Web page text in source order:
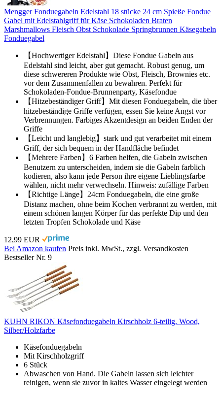
Mengger Fonduegabeln Edelstahl 18 stücke 24 cm Spieße Fondue
Gabel mit Edelstahlgriff für Käse Schokoladen Braten
Marshmallows Fleisch Obst Schokolade Springbrunnen Käsegabeln
Fonduegabel
【Hochwertiger Edelstahl】Diese Fondue Gabeln aus
Edelstahl sind leicht, aber gut gemacht. Robust genug, um
diese schwereren Produkte wie Obst, Fleisch, Brownies etc.
vor dem Zusammenfallen zu bewahren. Perfekt für
Schokoladen-Fondue-Brunnenparty, Käsefondue
【Hitzebeständiger Griff】Mit diesen Fonduegabeln, die über
hitzebeständige Griffe verfügen, essen Sie keine Angst vor
Verbrennungen. Farbiges Akzentdesign an beiden Enden der
Griffe
【Leicht und langlebig】stark und gut verarbeitet mit einem
Griff, der sich bequem in der Handfläche befindet
【Mehrere Farben】6 Farben helfen, die Gabeln zwischen
Benutzern zu unterscheiden, indem sie die Gabeln farblich
kodieren, also kann jede Person ihre eigene Lieblingsfarbe
wählen, nicht mehr verwechseln. Hinweis: zufällige Farben
【Richtige Länge】24cm Fonduegabeln, die eine große
Distanz machen, ohne beim Kochen verbrannt zu werden, mit
einem schönen langen Körper für das perfekte Dip und den
letzten Tropfen Schokolade und Käse
12,99 EUR
Bei Amazon kaufen Preis inkl. MwSt., zzgl. Versandkosten
Bestseller Nr. 9
KUHN RIKON Käsefonduegabeln Kirschholz 6-teilig, Wood,
Silber/Holzfarbe
Käsefonduegabeln
Mit Kirschholzgriff
6 Stück
Abwaschen von Hand. Die Gabeln lassen sich leichter
reinigen, wenn sie zuvor in kaltes Wasser eingelegt werden